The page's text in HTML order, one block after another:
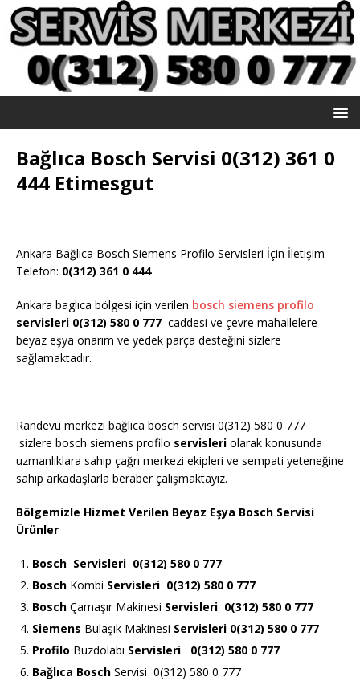
Bağlıca Bosch Servisi 0(312) 361 0
444 Etimesgut
Ankara Bağlıca Bosch Siemens Profilo Servisleri İçin İletişim
Telefon: 0(312) 361 0 444
Ankara baglıca bölgesi için verilen bosch siemens profilo
servisleri 0(312) 580 0 777 caddesi ve çevre mahallelere
beyaz eşya onarım ve yedek parça desteğini sizlere
sağlamaktadır.
Randevu merkezi bağlıca bosch servisi 0(312) 580 0 777
sizlere bosch siemens profilo servisleri olarak konusunda
uzmanlıklara sahip çağrı merkezi ekipleri ve sempati yeteneğine
sahip arkadaşlarla beraber çalışmaktayız.
Bölgemizle Hizmet Verilen Beyaz Eşya Bosch Servisi
Ürünler
Bosch Servisleri 0(312) 580 0 777
Bosch Kombi Servisleri 0(312) 580 0 777
Bosch Çamaşır Makinesi Servisleri 0(312) 580 0 777
Siemens Bulaşık Makinesi Servisleri 0(312) 580 0 777
Profilo Buzdolabı Servisleri 0(312) 580 0 777
Bağlıca Bosch Servisi 0(312) 580 0 777